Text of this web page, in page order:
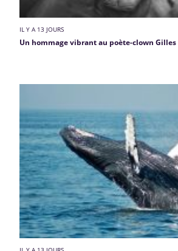
IL Y A 13 JOURS
Un hommage vibrant au poète-clown